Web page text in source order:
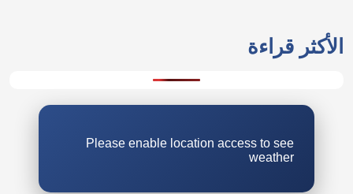
الأكثر قراءة
Please enable location access to see
weather